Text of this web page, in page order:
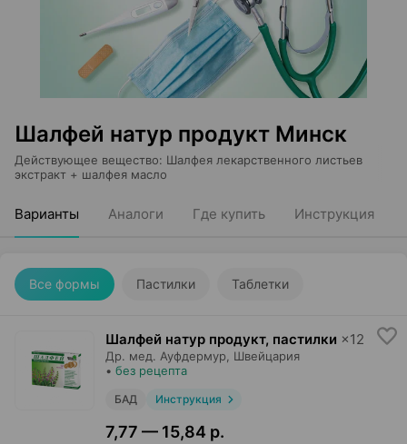
Шалфей натур продукт Минск
Действующее вещество: Шалфея лекарственного листьев
экстракт + шалфея масло
Варианты Аналоги Где купить Инструкция
Все формы Пастилки Таблетки
Шалфей натур продукт, пастилки ×12
Др. мед. Ауфдермур , Швейцария
• без рецепта
БАД Инструкция
7,77 — 15,84 р.